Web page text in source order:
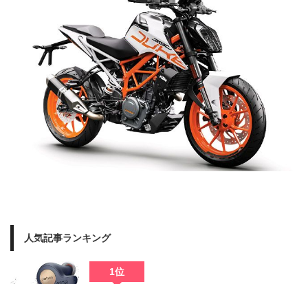
人気記事ランキング
1位